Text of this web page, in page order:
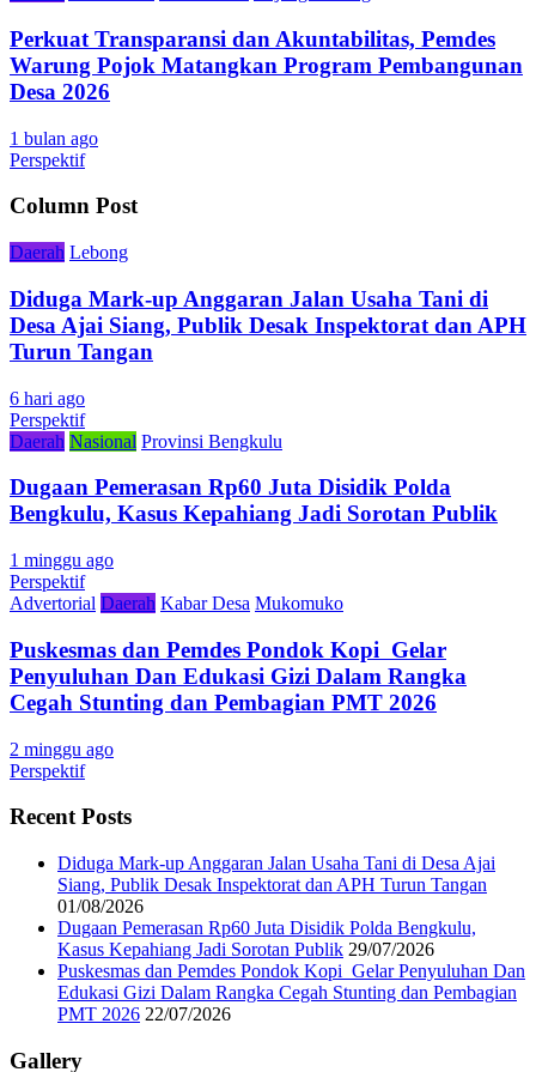
Perkuat Transparansi dan Akuntabilitas, Pemdes
Warung Pojok Matangkan Program Pembangunan
Desa 2026
1 bulan ago
Perspektif
Column Post
Daerah Lebong
Diduga Mark-up Anggaran Jalan Usaha Tani di
Desa Ajai Siang, Publik Desak Inspektorat dan APH
Turun Tangan
6 hari ago
Perspektif
Daerah Nasional Provinsi Bengkulu
Dugaan Pemerasan Rp60 Juta Disidik Polda
Bengkulu, Kasus Kepahiang Jadi Sorotan Publik
1 minggu ago
Perspektif
Advertorial Daerah Kabar Desa Mukomuko
Puskesmas dan Pemdes Pondok Kopi Gelar
Penyuluhan Dan Edukasi Gizi Dalam Rangka
Cegah Stunting dan Pembagian PMT 2026
2 minggu ago
Perspektif
Recent Posts
Diduga Mark-up Anggaran Jalan Usaha Tani di Desa Ajai
Siang, Publik Desak Inspektorat dan APH Turun Tangan
01/08/2026
Dugaan Pemerasan Rp60 Juta Disidik Polda Bengkulu,
Kasus Kepahiang Jadi Sorotan Publik 29/07/2026
Puskesmas dan Pemdes Pondok Kopi Gelar Penyuluhan Dan
Edukasi Gizi Dalam Rangka Cegah Stunting dan Pembagian
PMT 2026 22/07/2026
Gallery